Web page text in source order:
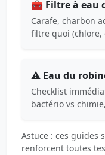
🧰 Filtre à eau
Carafe, charbon
filtre quoi (chlore,
⚠️ Eau du
Checklist
bactério vs
Astuce : ces guides
renforcent toutes